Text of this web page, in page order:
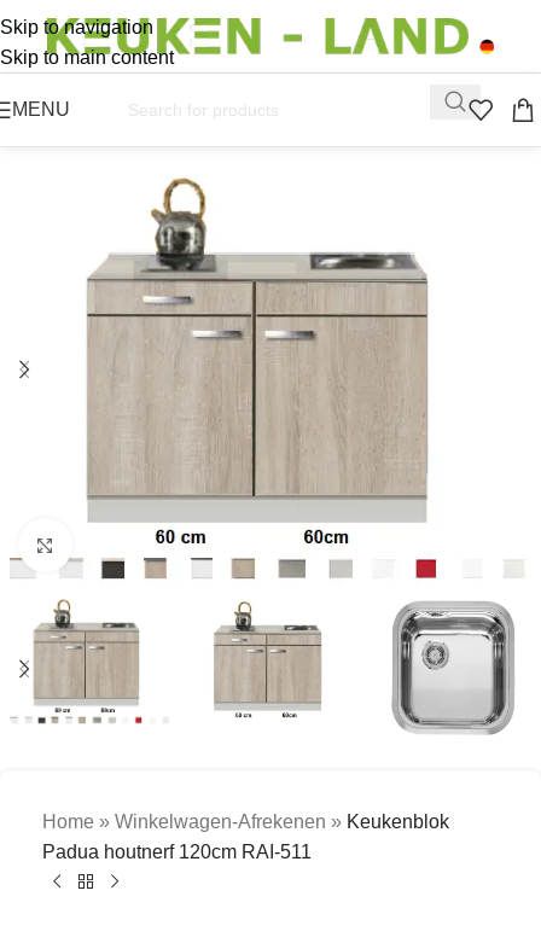
Skip to navigation
Skip to main content
MENU
Click to enlarge
Home » Winkelwagen-Afrekenen » Keukenblok
Padua houtnerf 120cm RAI-511